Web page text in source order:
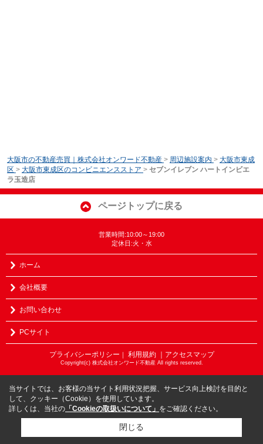
大阪市の不動産売買｜株式会社オンワード不動産 > 周辺施設案内 > 大阪市東成
区 > 大阪市東成区のコンビニエンスストア > セブンイレブン ハートインビエ
ラ玉造店
ページトップに戻る
営業時間:10:00～19:00
定休日:火・水
ホーム
会社概要
お問い合わせ
PCサイト
プライバシーポリシー ｜ 利用規約 ｜アクセスマップ
Copyright(c) 株式会社オンワード不動産 All rights reserved.
当サイトでは、お客様の当サイト利用状況把握、サービス向上検討を目的と
して、クッキー（Cookie）を使用しています。
詳しくは、当社の 「Cookieの取扱いについて」 をご確認ください。
閉じる